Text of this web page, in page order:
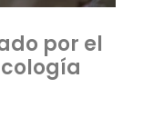
por el